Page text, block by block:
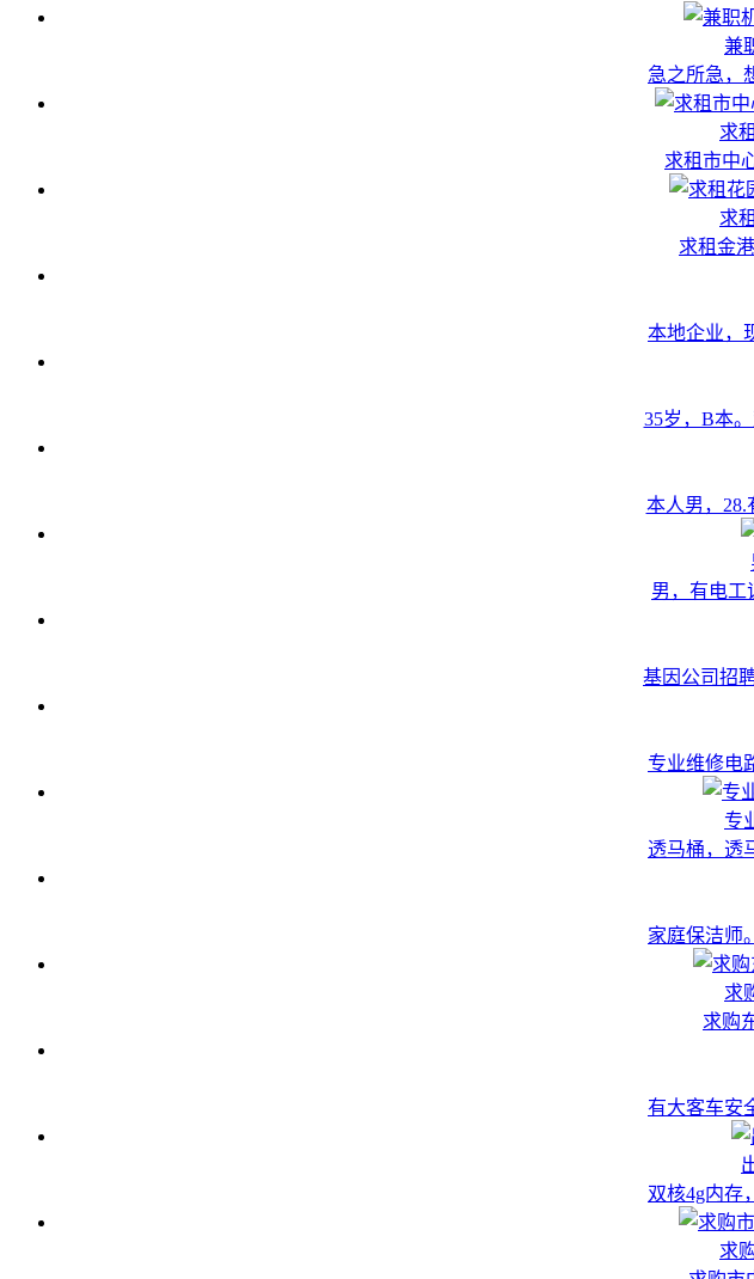
兼
急之所急，
求
求租市中
求
求租金
本地企业，
35岁，B本
本人男，28.
男，有电工
基因公司招
专业维修电
专
透马桶，透
家庭保洁师
求
求购
有大客车安
双核4g内存
求